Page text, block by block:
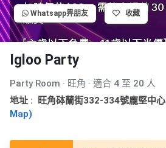
服
務
及
產
品
分
類
Whatsapp畀朋友 收藏
Igloo Party
Party Room · 旺角 · 適合 4 至 20 人
地址 : 旺角砵蘭街332-334號龐堅中心
Map)